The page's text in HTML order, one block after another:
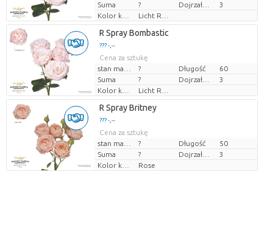
Suma
?
3
Kolor kwiatów
R Spray Bombastic
??? -,--
Cena za sztukę
? Długość
60
Suma
?
3
Kolor kwiatów
R Spray Britney
??? -,--
Cena za sztukę
? Długość
50
Suma
?
3
Kolor kwiatów
Rose